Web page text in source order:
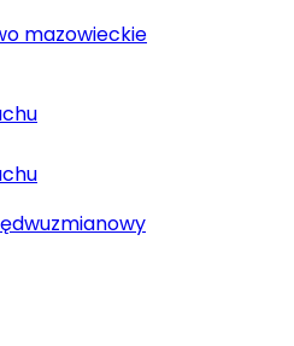
mazowieckie
dwuzmianowy